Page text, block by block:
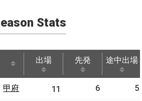
Stats
出場 先発 途中出場
途中出場
甲府 11 6 5
甲府